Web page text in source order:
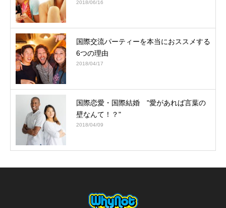
2018/06/16
国際交流パーティーを本当におススメする
6つの理由
2018/04/17
国際恋愛・国際結婚 "愛があれば言葉の
壁なんて！？"
2018/04/09